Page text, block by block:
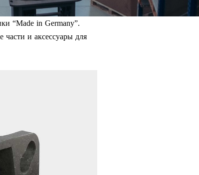
“Made in Germany”.
части и аксессуары для